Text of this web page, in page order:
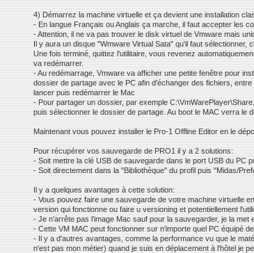
4) Démarrez la machine virtuelle et ça devient une installation
- En langue Français ou Anglais ça marche, il faut accepter les
- Attention, il ne va pas trouver le disk virtuel de Vmware mais
Il y aura un disque "Wmware Virtual Sata" qu'il faut sélectionner,
Une fois terminé, quittez l'utilitaire, vous revenez
va redémarrer.
- Au redémarrage, Vmware va afficher une petite fenêtre pour
dossier de partage avec le PC afin d'échanger des fichiers,
lancer puis redémarrer le Mac
- Pour partager un dossier, par exemple
puis sélectionner le dossier de partage. Au boot le MAC verra le
Maintenant vous pouvez installer le Pro-1 Offline Editor en le
Pour récupérer vos sauvegarde de PRO1 il y a 2 solutions:
- Soit mettre la clé USB de sauvegarde dans le port USB du PC
- Soit directement dans la "Bibliothèque" du profil puis "Midas/
Il y a quelques avantages à cette solution:
- Vous pouvez faire une sauvegarde de votre machine virtuelle
version qui fonctionne ou faire u versioning et potentiellement
- Je n'arrête pas l'image Mac sauf pour la sauvegarder, je la
- Cette VM MAC peut fonctionner sur n'importe quel PC équipé
- Il y a d'autres avantages, comme la performance vu que le
n'est pas mon métier) quand je suis en déplacement à l'hôtel je